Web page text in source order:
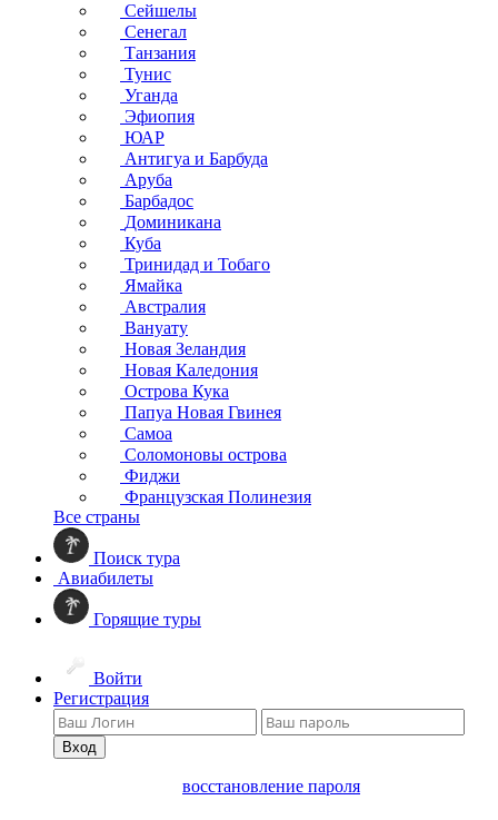
Сейшелы
Сенегал
Танзания
Тунис
Уганда
Эфиопия
ЮАР
Антигуа и Барбуда
Аруба
Барбадос
Доминикана
Куба
Тринидад и Тобаго
Ямайка
Австралия
Вануату
Новая Зеландия
Новая Каледония
Острова Кука
Папуа Новая Гвинея
Самоа
Соломоновы острова
Фиджи
Французская Полинезия
Все страны
Поиск тура
Авиабилеты
Горящие туры
Войти
Регистрация
Вход
восстановление пароля